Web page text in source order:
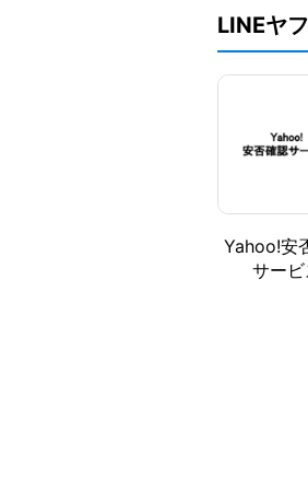
LINEヤ
Yahoo!安
サービ